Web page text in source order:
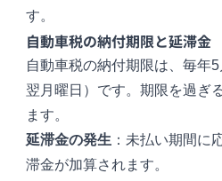
す。
自動車税の納付期限と延滞金
自動車税の納付期限は、毎年
翌月曜日）です。期限を過ぎ
ます。
延滞金の発生 ：未払い期間に
滞金が加算されます。